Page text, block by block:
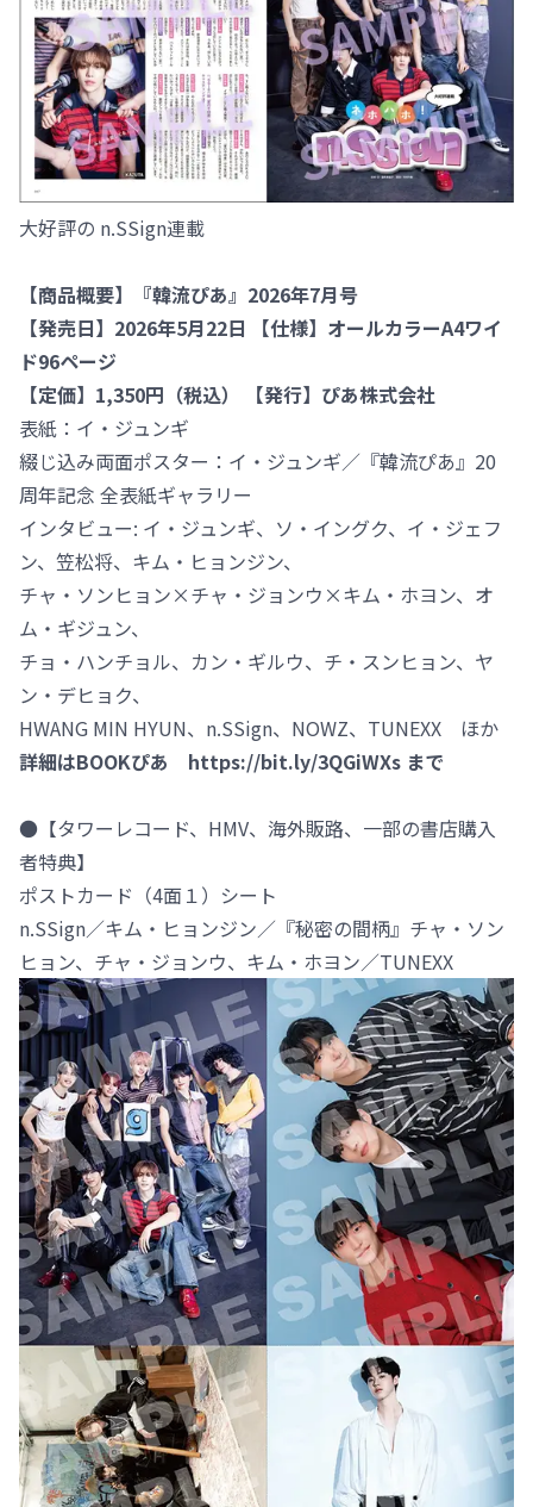
大好評の n.SSign連載
【商品概要】『韓流ぴあ』2026年7月号
【発売日】2026年5月22日 【仕様】オールカラーA4ワイ
ド96ページ
【定価】1,350円（税込） 【発行】ぴあ株式会社
表紙：イ・ジュンギ
綴じ込み両面ポスター：イ・ジュンギ／『韓流ぴあ』20
周年記念 全表紙ギャラリー
インタビュー: イ・ジュンギ、ソ・イングク、イ・ジェフ
ン、笠松将、キム・ヒョンジン、
チャ・ソンヒョン×チャ・ジョンウ×キム・ホヨン、オ
ム・ギジュン、
チョ・ハンチョル、カン・ギルウ、チ・スンヒョン、ヤ
ン・デヒョク、
HWANG MIN HYUN、n.SSign、NOWZ、TUNEXX ほか
詳細はBOOKぴあ https://bit.ly/3QGiWXs まで
●【タワーレコード、HMV、海外販路、一部の書店購入
者特典】
ポストカード（4面１）シート
n.SSign／キム・ヒョンジン／『秘密の間柄』チャ・ソン
ヒョン、チャ・ジョンウ、キム・ホヨン／TUNEXX